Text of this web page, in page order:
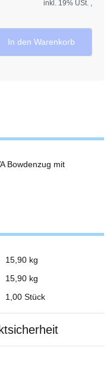
inkl. 19% USt. ,
In den Warenkorb
Bowdenzug mit
15,90 kg
15,90 kg
1,00 Stück